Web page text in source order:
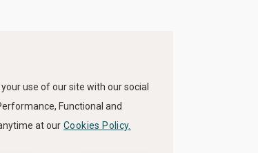
use of our site with our social
Functional and
at our Cookies Policy.